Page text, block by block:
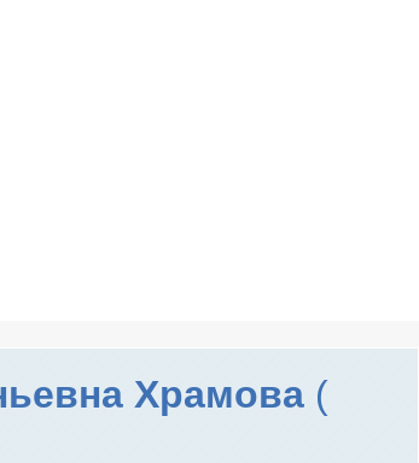
Храмова (